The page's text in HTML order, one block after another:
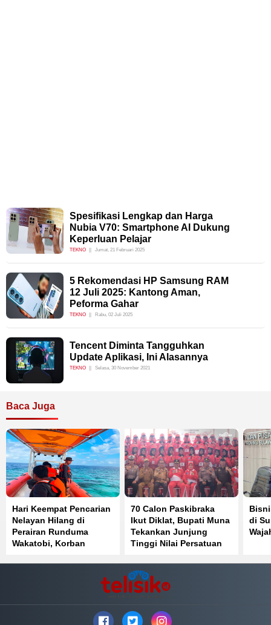
Spesifikasi Lengkap dan Harga
Nubia V70: Smartphone AI Dukung
Keperluan Pelajar
TEKNO Jumat, 21 Februari 2025
5 Rekomendasi HP Samsung RAM
12 Juli 2025: Kantong Aman,
Peforma Gahar
TEKNO Rabu, 02 Juli 2025
Tencent Diminta Tangguhkan
Update Aplikasi, Ini Alasannya
TEKNO Selasa, 30 November 2021
Baca Juga
Hari Keempat Pencarian
Nelayan Hilang di
Perairan Runduma
Wakatobi, Korban
70 Calon Paskibraka
Ikut Diklat, Bupati Muna
Tekankan Junjung
Tinggi Nilai Persatuan
di